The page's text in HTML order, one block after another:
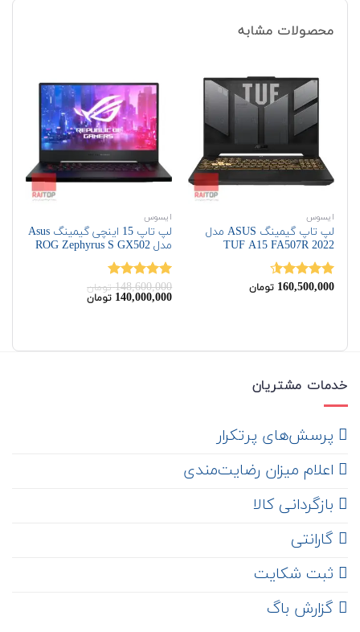
محصولات مشابه
ایسوس
لپ تاپ گیمینگ ASUS مدل
TUF A15 FA507R 2022
نمره4.50
160,500,000 تومان
ایسوس
لپ تاپ 15 اینچی گیمینگ Asus
مدل ROG Zephyrus S GX502
نمره5.00
از 5
148,600,000 تومان
قیمت
اصلی:
140,000,000 تومانقیمت
فعلی:
خدمات مشتریان
‌ پرسش‌های پرتکرار
اعلام میزان رضایت‌مندی
‌ بازگردانی کالا
گارانتی
ثبت شکایت
‌ گزارش باگ